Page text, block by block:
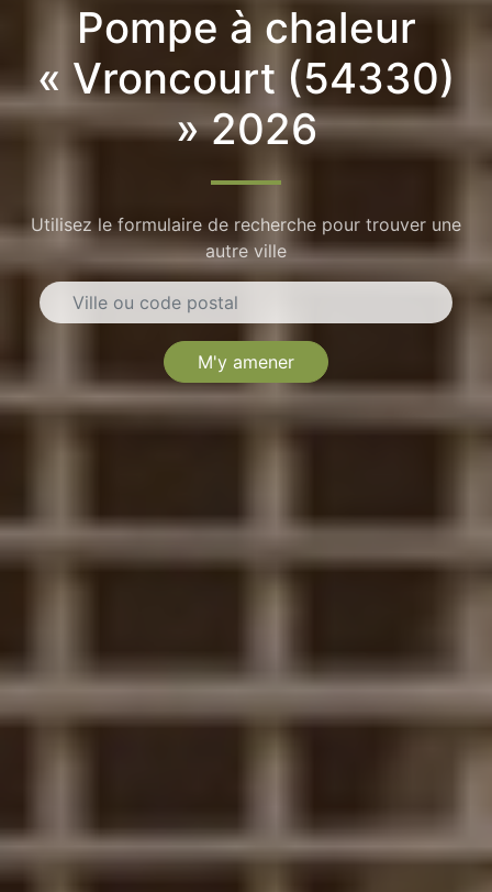
Pompe à chaleur
« Vroncourt (54330)
» 2026
Utilisez le formulaire de recherche pour trouver une
autre ville
M'y amener